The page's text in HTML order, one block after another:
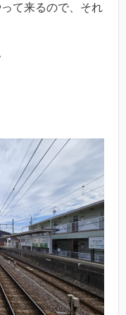
て来るので、それ